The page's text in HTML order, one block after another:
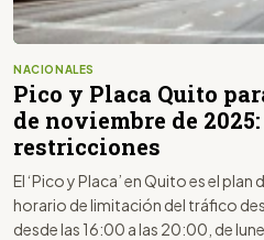
NACIONALES
Pico y Placa Quito
de noviembre de
restricciones
El ‘Pico y Placa’ en Quito es el
horario de limitación del tráfico
desde las 16:00 a las 20:00, de